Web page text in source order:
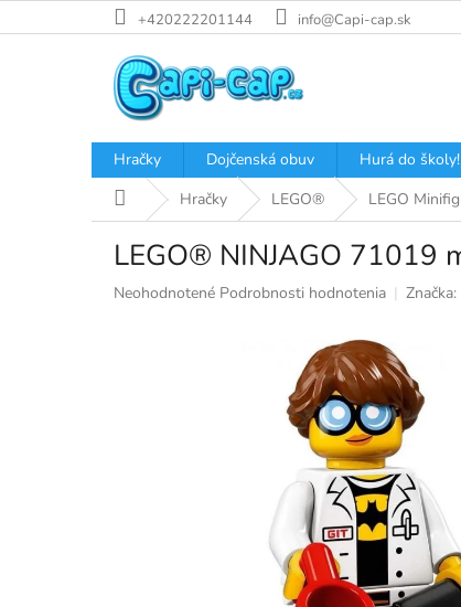
na
+420222201144 info@Capi-cap.sk
Hračky Dojčenská obuv Hurá do školy!
DomovHračky LEGO® LEGO
LEGO® NINJAGO 71019
Priemerné
Neohodnotené Podrobnosti hodnotenia Značka: